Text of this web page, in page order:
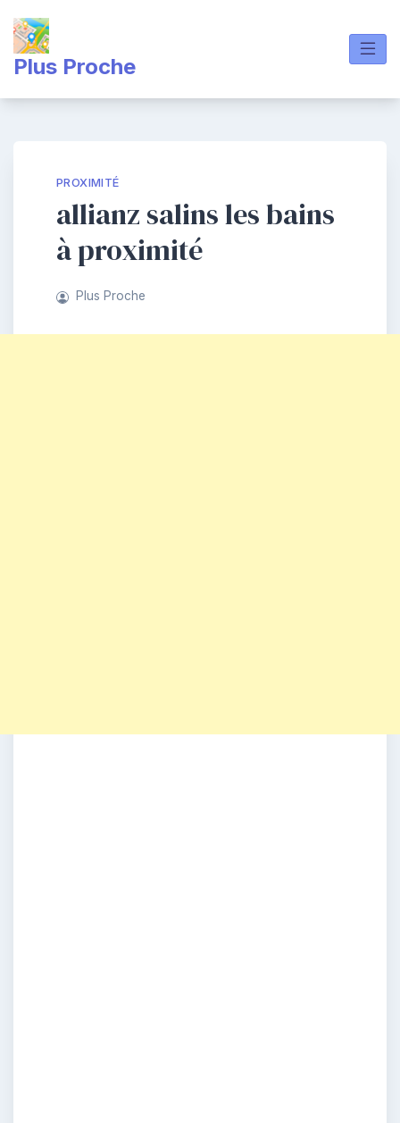
content
Plus Proche
PROXIMITÉ
allianz salins les bains
à proximité
Plus Proche